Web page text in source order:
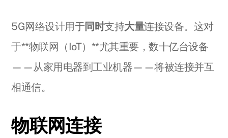
5G网络设计用于同时支持大量连接设备。这对
于**物联网（IoT）**尤其重要，数十亿台设备
——从家用电器到工业机器——将被连接并互
相通信。
物联网连接